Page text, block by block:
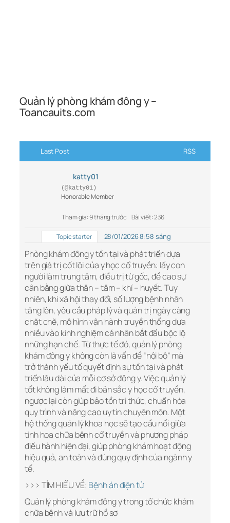
Quản lý phòng khám đông y –
Toancauits.com
Last Post RSS
katty01
(@katty01)
Honorable Member
Tham gia: 9 tháng trước Bài viết: 236
Topic starter 28/01/2026 8:58 sáng
Phòng khám đông y tồn tại và phát triển dựa
trên giá trị cốt lõi của y học cổ truyền: lấy con
người làm trung tâm, điều trị từ gốc, đề cao sự
cân bằng giữa thân – tâm – khí – huyết. Tuy
nhiên, khi xã hội thay đổi, số lượng bệnh nhân
tăng lên, yêu cầu pháp lý và quản trị ngày càng
chặt chẽ, mô hình vận hành truyền thống dựa
nhiều vào kinh nghiệm cá nhân bắt đầu bộc lộ
những hạn chế. Từ thực tế đó, quản lý phòng
khám đông y không còn là vấn đề “nội bộ” mà
trở thành yếu tố quyết định sự tồn tại và phát
triển lâu dài của mỗi cơ sở đông y. Việc quản lý
tốt không làm mất đi bản sắc y học cổ truyền,
ngược lại còn giúp bảo tồn tri thức, chuẩn hóa
quy trình và nâng cao uy tín chuyên môn. Một
hệ thống quản lý khoa học sẽ tạo cầu nối giữa
tinh hoa chữa bệnh cổ truyền và phương pháp
điều hành hiện đại, giúp phòng khám hoạt động
hiệu quả, an toàn và đúng quy định của ngành y
tế.
>>> TÌM HIỂU VỀ: Bệnh án điện tử
Quản lý phòng khám đông y trong tổ chức khám
chữa bệnh và lưu trữ hồ sơ